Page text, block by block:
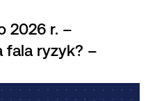
2026 r. –
fala ryzyk? –